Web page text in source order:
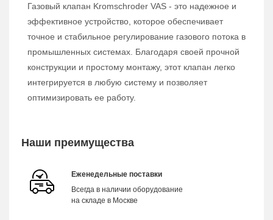
Газовый клапан Kromschroder VAS - это надежное и
эффективное устройство, которое обеспечивает
точное и стабильное регулирование газового потока в
промышленных системах. Благодаря своей прочной
конструкции и простому монтажу, этот клапан легко
интегрируется в любую систему и позволяет
оптимизировать ее работу.
Наши преимущества
Еженедельные поставки
Всегда в наличии оборудование
на складе в Москве